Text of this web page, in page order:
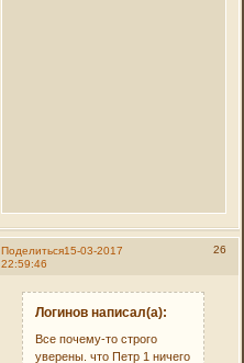
Поделиться 26
15-03-2017
22:59:46
Логинов написал(а):
Все почему-то строго
уверены. что Петр 1 ничего